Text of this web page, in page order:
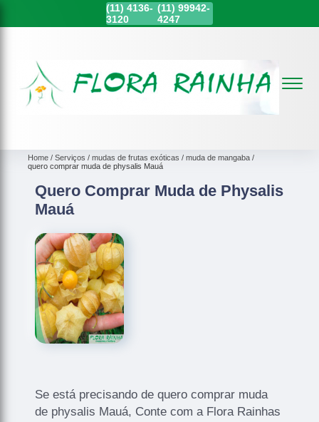
(11) 4136-
3120
(11)99942-
4247
Home Serviços mudas de frutas exóticas
muda de mangaba
quero comprar muda de physalis Mauá
Quero Comprar Muda de Physalis
Mauá
Se está precisando de quero comprar muda
de physalis Mauá, Conte com a Flora Rainhas